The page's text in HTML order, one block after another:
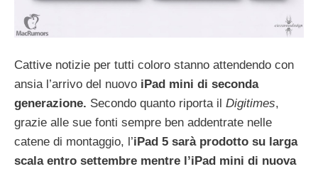
Cattive notizie per tutti coloro stanno attendendo con
ansia l’arrivo del nuovo iPad mini di seconda
generazione. Secondo quanto riporta il Digitimes,
grazie alle sue fonti sempre ben addentrate nelle
catene di montaggio, l’iPad 5 sarà prodotto su larga
scala entro settembre mentre l’iPad mini di nuova